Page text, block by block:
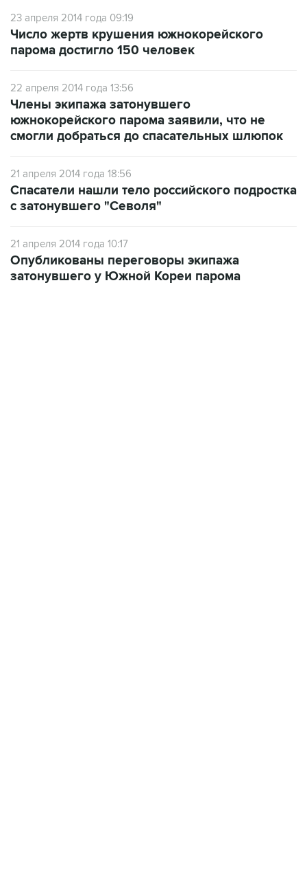
23 апреля 2014 года 09:19
Число жертв крушения южнокорейского
парома достигло 150 человек
22 апреля 2014 года 13:56
Члены экипажа затонувшего
южнокорейского парома заявили, что не
смогли добраться до спасательных шлюпок
21 апреля 2014 года 18:56
Спасатели нашли тело российского подростка
с затонувшего "Севоля"
21 апреля 2014 года 10:17
Опубликованы переговоры экипажа
затонувшего у Южной Кореи парома